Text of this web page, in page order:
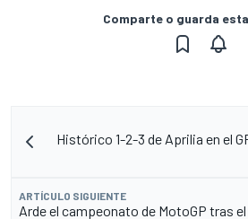
Comparte o guarda
Histórico 1-2-3 de Aprilia en el
ARTÍCULO SIGUIENTE
Arde el campeonato de MotoGP tras